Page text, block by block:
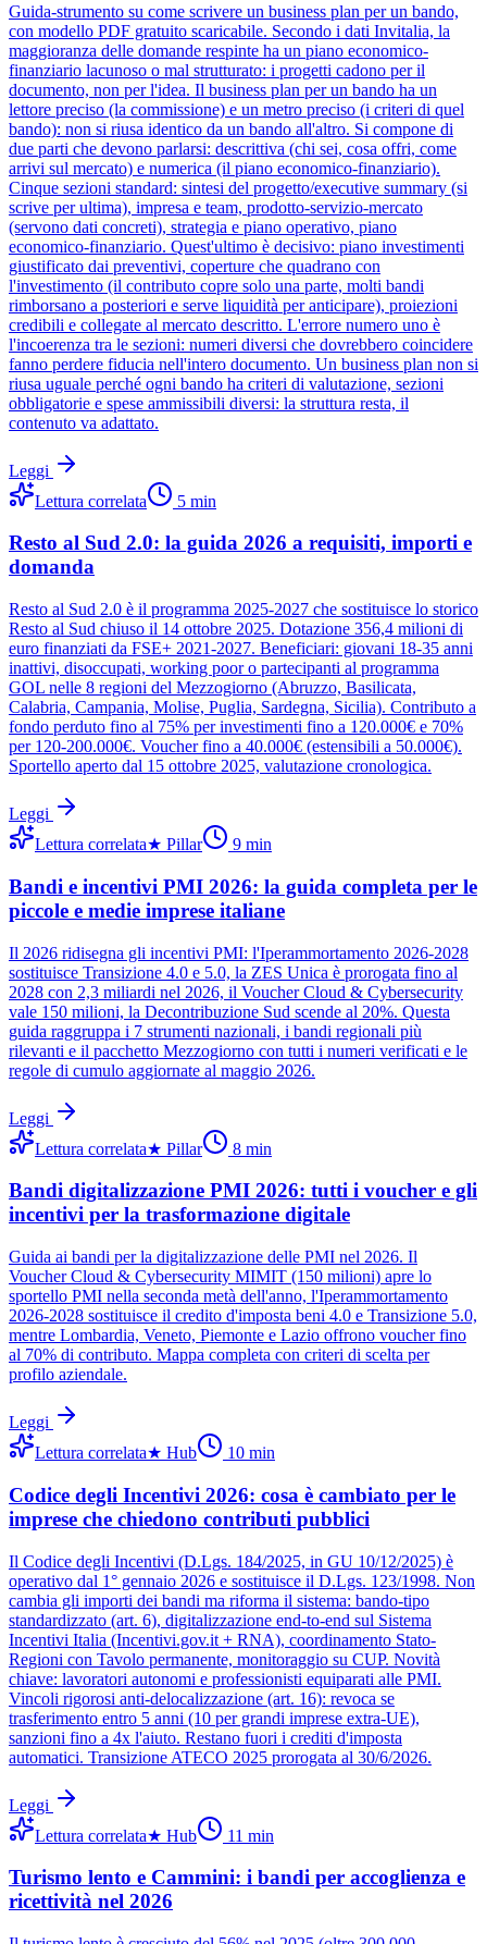
Guida-strumento su come scrivere un business plan per un bando,
con modello PDF gratuito scaricabile. Secondo i dati Invitalia, la
maggioranza delle domande respinte ha un piano economico-
finanziario lacunoso o mal strutturato: i progetti cadono per il
documento, non per l'idea. Il business plan per un bando ha un
lettore preciso (la commissione) e un metro preciso (i criteri di quel
bando): non si riusa identico da un bando all'altro. Si compone di
due parti che devono parlarsi: descrittiva (chi sei, cosa offri, come
arrivi sul mercato) e numerica (il piano economico-finanziario).
Cinque sezioni standard: sintesi del progetto/executive summary (si
scrive per ultima), impresa e team, prodotto-servizio-mercato
(servono dati concreti), strategia e piano operativo, piano
economico-finanziario. Quest'ultimo è decisivo: piano investimenti
giustificato dai preventivi, coperture che quadrano con
l'investimento (il contributo copre solo una parte, molti bandi
rimborsano a posteriori e serve liquidità per anticipare), proiezioni
credibili e collegate al mercato descritto. L'errore numero uno è
l'incoerenza tra le sezioni: numeri diversi che dovrebbero coincidere
fanno perdere fiducia nell'intero documento. Un business plan non si
riusa uguale perché ogni bando ha criteri di valutazione, sezioni
obbligatorie e spese ammissibili diversi: la struttura resta, il
contenuto va adattato.
Leggi
Lettura correlata
5 min
Resto al Sud 2.0: la guida 2026 a requisiti, importi e
domanda
Resto al Sud 2.0 è il programma 2025-2027 che sostituisce lo storico
Resto al Sud chiuso il 14 ottobre 2025. Dotazione 356,4 milioni di
euro finanziati da FSE+ 2021-2027. Beneficiari: giovani 18-35 anni
inattivi, disoccupati, working poor o partecipanti al programma
GOL nelle 8 regioni del Mezzogiorno (Abruzzo, Basilicata,
Calabria, Campania, Molise, Puglia, Sardegna, Sicilia). Contributo a
fondo perduto fino al 75% per investimenti fino a 120.000€ e 70%
per 120-200.000€. Voucher fino a 40.000€ (estensibili a 50.000€).
Sportello aperto dal 15 ottobre 2025, valutazione cronologica.
Leggi
Lettura correlata★ Pillar 9 min
Bandi e incentivi PMI 2026: la guida completa per le
piccole e medie imprese italiane
Il 2026 ridisegna gli incentivi PMI: l'Iperammortamento 2026-2028
sostituisce Transizione 4.0 e 5.0, la ZES Unica è prorogata fino al
2028 con 2,3 miliardi nel 2026, il Voucher Cloud & Cybersecurity
vale 150 milioni, la Decontribuzione Sud scende al 20%. Questa
guida raggruppa i 7 strumenti nazionali, i bandi regionali più
rilevanti e il pacchetto Mezzogiorno con tutti i numeri verificati e le
regole di cumulo aggiornate al maggio 2026.
Leggi
Lettura correlata★ Pillar 8 min
Bandi digitalizzazione PMI 2026: tutti i voucher e gli
incentivi per la trasformazione digitale
Guida ai bandi per la digitalizzazione delle PMI nel 2026. Il
Voucher Cloud & Cybersecurity MIMIT (150 milioni) apre lo
sportello PMI nella seconda metà dell'anno, l'Iperammortamento
2026-2028 sostituisce il credito d'imposta beni 4.0 e Transizione 5.0,
mentre Lombardia, Veneto, Piemonte e Lazio offrono voucher fino
al 70% di contributo. Mappa completa con criteri di scelta per
profilo aziendale.
Leggi
Lettura correlata★ Hub 10 min
Codice degli Incentivi 2026: cosa è cambiato per le
imprese che chiedono contributi pubblici
Il Codice degli Incentivi (D.Lgs. 184/2025, in GU 10/12/2025) è
operativo dal 1° gennaio 2026 e sostituisce il D.Lgs. 123/1998. Non
cambia gli importi dei bandi ma riforma il sistema: bando-tipo
standardizzato (art. 6), digitalizzazione end-to-end sul Sistema
Incentivi Italia (Incentivi.gov.it + RNA), coordinamento Stato-
Regioni con Tavolo permanente, monitoraggio su CUP. Novità
chiave: lavoratori autonomi e professionisti equiparati alle PMI.
Vincoli rigorosi anti-delocalizzazione (art. 16): revoca se
trasferimento entro 5 anni (10 per grandi imprese extra-UE),
sanzioni fino a 4x l'aiuto. Restano fuori i crediti d'imposta
automatici. Transizione ATECO 2025 prorogata al 30/6/2026.
Leggi
Lettura correlata★ Hub 11 min
Turismo lento e Cammini: i bandi per accoglienza e
ricettività nel 2026